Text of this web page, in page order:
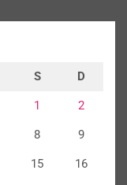
S D
1 2
8 9
15 16